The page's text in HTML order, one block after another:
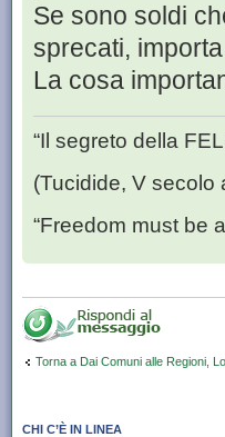
Se sono soldi
sprecati,
La cosa
“Il segreto della
(Tucidide, V secolo
“Freedom must be
Torna a Dai Comuni alle Regioni,
CHI C’È IN LINEA